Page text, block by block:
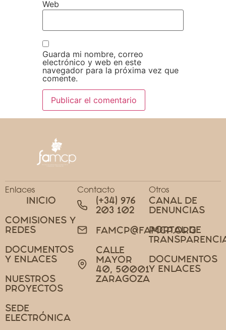
Web
Guarda mi nombre, correo
electrónico y web en este
navegador para la próxima vez que
comente.
Enlaces
INICIO
COMISIONES Y
REDES
DOCUMENTOS
Y ENLACES
NUESTROS
PROYECTOS
SEDE
ELECTRÓNICA
Contacto
(+34) 976
203 102
FAMCP@FAMCP.ORG
CALLE
MAYOR
40, 50001
ZARAGOZA
Otros
CANAL DE
DENUNCIAS
PORTAL DE
DOCUMENTOS
Y ENLACES